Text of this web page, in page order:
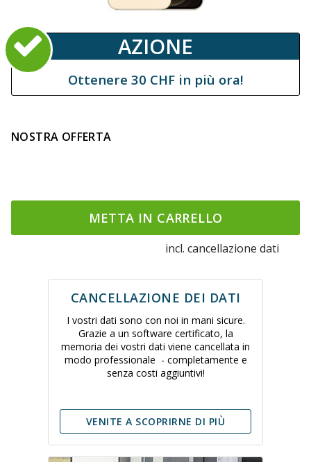
AZIONE
Ottenere 30 CHF in più ora!
NOSTRA OFFERTA
METTA IN CARRELLO
incl. cancellazione dati
CANCELLAZIONE DEI DATI
I vostri dati sono con noi in mani sicure.
Grazie a un software certificato, la
memoria dei vostri dati viene cancellata in
modo professionale - completamente e
senza costi aggiuntivi!
VENITE A SCOPRIRNE DI PIÙ